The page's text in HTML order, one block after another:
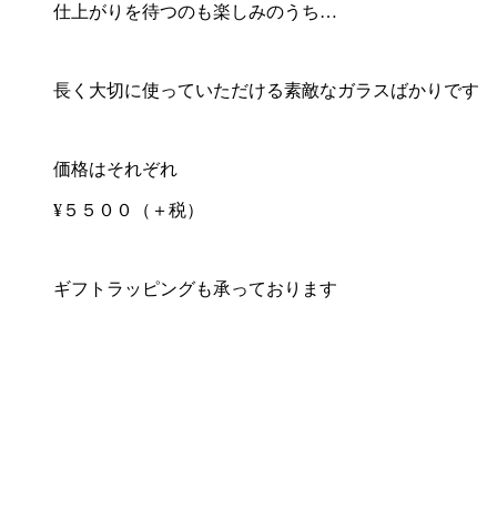
仕上がりを待つのも楽しみのうち…
長く大切に使っていただける素敵なガラスばかりです
価格はそれぞれ
¥５５００（＋税）
ギフトラッピングも承っております